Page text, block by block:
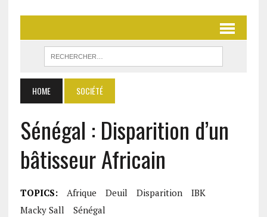
HOME SOCIÉTÉ
Sénégal : Disparition d’un
bâtisseur Africain
TOPICS: Afrique Deuil Disparition
IBK
Macky Sall
Sénégal